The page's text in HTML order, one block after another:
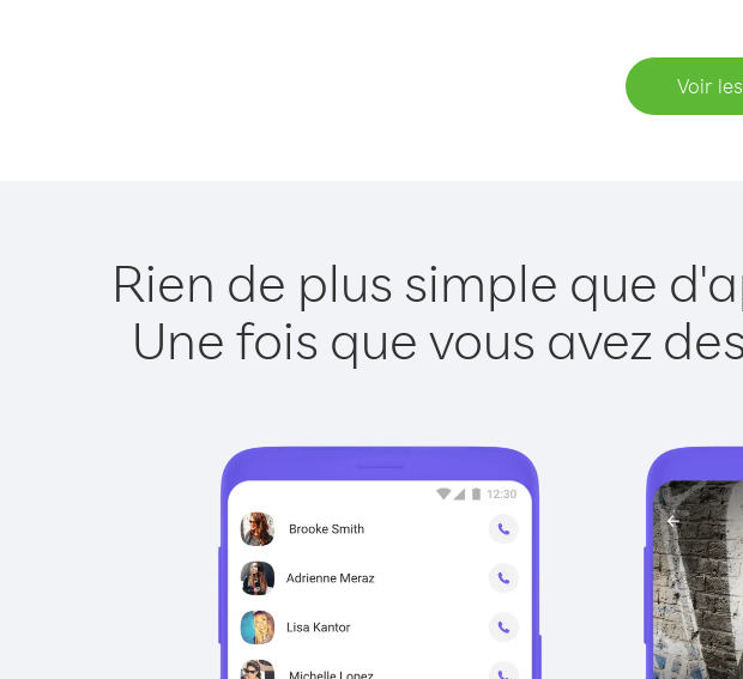
Voir
Rien de plus simple que
Une fois que vous avez